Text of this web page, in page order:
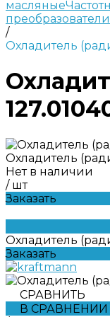
масляные
преобразователи
/
Охладитель
Охладитель
Нет в наличии
/ шт
Заказать
Охладитель
Заказать
СРАВНИТЬ
В СРАВНЕНИИ